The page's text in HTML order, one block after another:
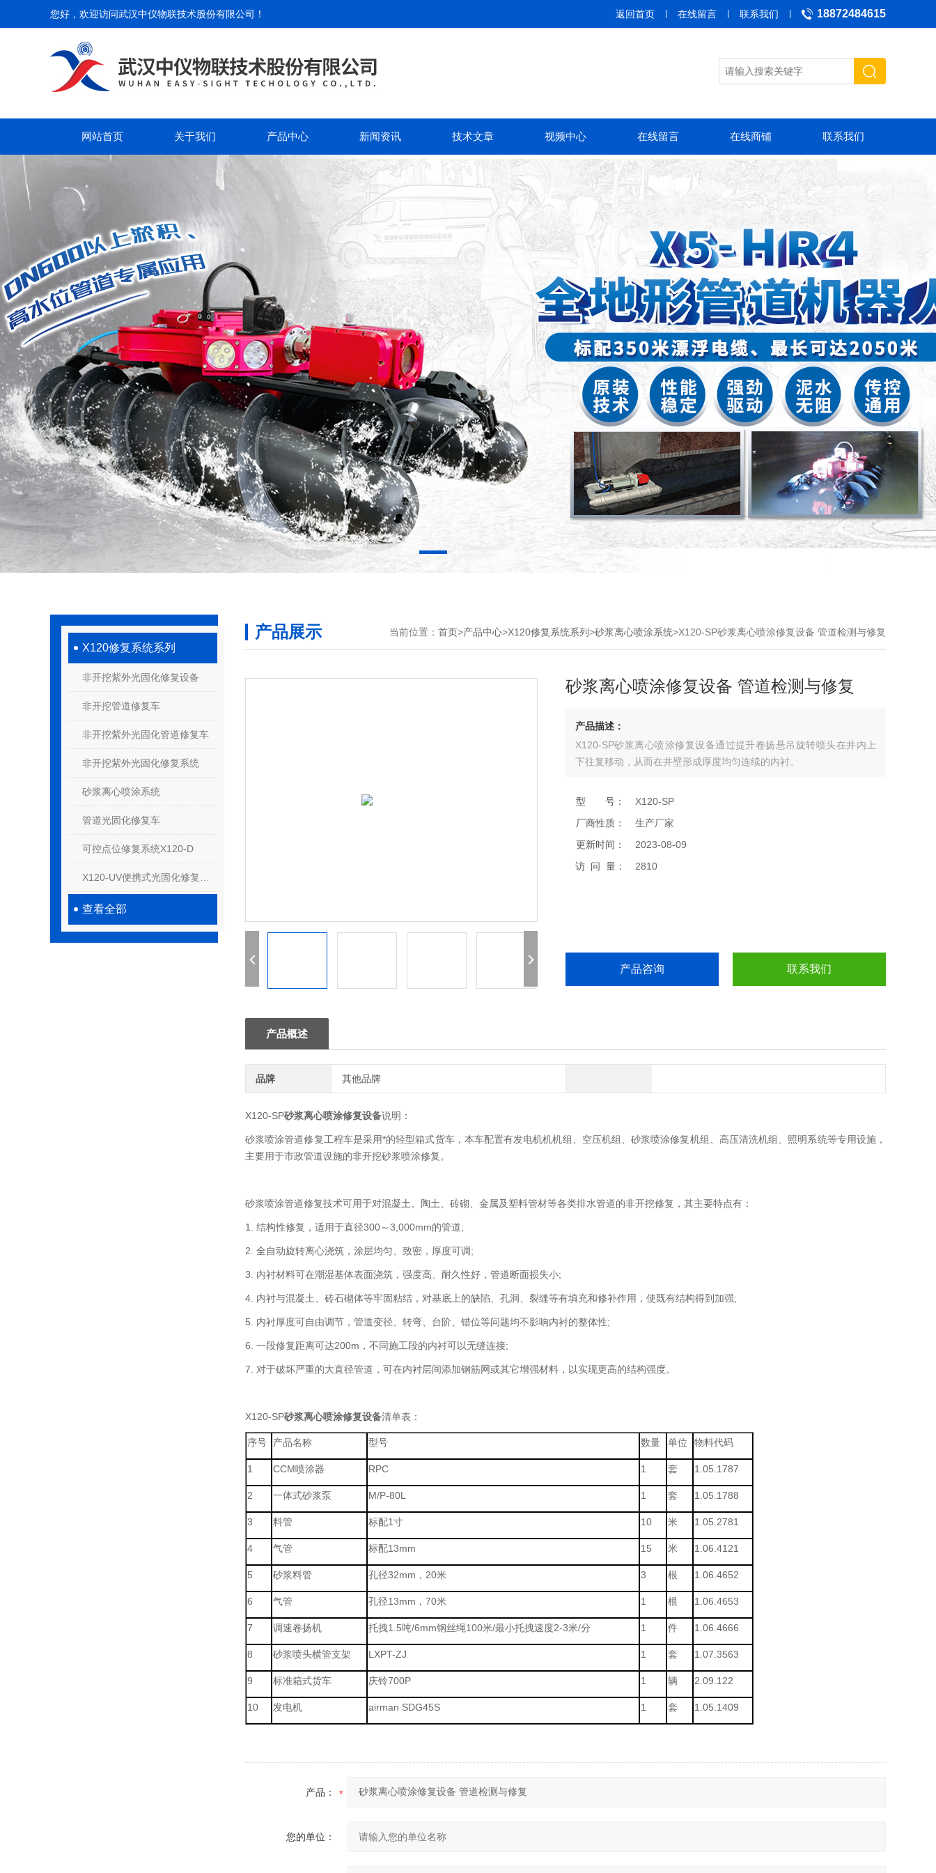
您好，欢迎访问武汉中仪物联技术股份有限公司 ！ 18872484615
返回首页 在线留言 联系我们
网站首页 关于我们 产品中心 新闻资讯 技术文章 视频中心 在线留言 在线商铺 联系我们
X120修复系统系列
非开挖紫外光固化修复设备
非开挖管道修复车
非开挖紫外光固化管道修复车
非开挖紫外光固化修复系统
砂浆离心喷涂系统
管道光固化修复车
可控点位修复系统X120-D
查看全部
产品展示 当前位置： 首页>产品中心>X120修复系统系列>砂浆离心喷涂系统>X120-SP砂浆离心喷涂修复设备 管道检测与修复
砂浆离心喷涂修复设备 管道检测与修复
产品描述：
X120-SP砂浆离心喷涂修复设备通过提升卷扬悬吊旋转喷头在井内上
下往复移动，从而在井壁形成厚度均匀连续的内衬。
型 号：
X120-SP
厂商性质：
生产厂家
更新时间：
2023-08-09
访 问 量：
2810
产品咨询 联系我们
产品概述
品牌 其他品牌
X120-SP砂浆离心喷涂修复设备说明：
砂浆喷涂管道修复工程车是采用*的轻型箱式货车，本车配置有发电机机机组、空压机组、砂浆喷涂修复机组、高压清洗机组、照明系统等专用设施，
主要用于市政管道设施的非开挖砂浆喷涂修复。
砂浆喷涂管道修复技术可用于对混凝土、陶土、砖砌、金属及塑料管材等各类排水管道的非开挖修复，其主要特点有：
1. 结构性修复，适用于直径300～3,000mm的管道;
2. 全自动旋转离心浇筑，涂层均匀、致密，厚度可调;
3. 内衬材料可在潮湿基体表面浇筑，强度高、耐久性好，管道断面损失小;
4. 内衬与混凝土、砖石砌体等牢固粘结，对基底上的缺陷、孔洞、裂缝等有填充和修补作用，使既有结构得到加强;
5. 内衬厚度可自由调节，管道变径、转弯、台阶、错位等问题均不影响内衬的整体性;
6. 一段修复距离可达200m，不同施工段的内衬可以无缝连接;
7. 对于破坏严重的大直径管道，可在内衬层间添加钢筋网或其它增强材料，以实现更高的结构强度。
X120-SP砂浆离心喷涂修复设备清单表：
序号 产品名称 型号 数量 单位 物料代码
1 CCM喷涂器 RPC 1 套 1.05.1787
2 一体式砂浆泵 M/P-80L 1 套 1.05.1788
3 料管 标配1寸 10 米 1.05.2781
4 气管 标配13mm 15 米 1.06.4121
5 砂浆料管 孔径32mm，20米 3 根 1.06.4652
6 气管 孔径13mm，70米 1 根 1.06.4653
7 调速卷扬机 托拽1.5吨/6mm钢丝绳100米/最小托拽速度2-3米/分 1 件 1.06.4666
8 砂浆喷头横管支架 LXPT-ZJ 1 套 1.07.3563
9 标准箱式货车 庆铃700P 1 辆 2.09.122
10 发电机 airman SDG45S 1 套 1.05.1409
产品：
您的单位：